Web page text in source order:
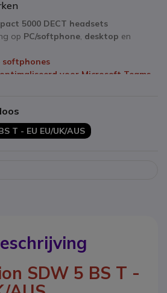
5000 DECT headsets
op PC/softphone, desktop en
softphones
voor Microsoft Teams
T - EU EU/UK/AUS
SDW 5 BS T -